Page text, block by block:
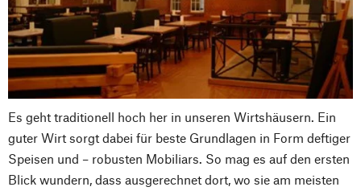
Es geht traditionell hoch her in unseren Wirtshäusern. Ein
guter Wirt sorgt dabei für beste Grundlagen in Form deftiger
Speisen und – robusten Mobiliars. So mag es auf den ersten
Blick wundern, dass ausgerechnet dort, wo sie am meisten